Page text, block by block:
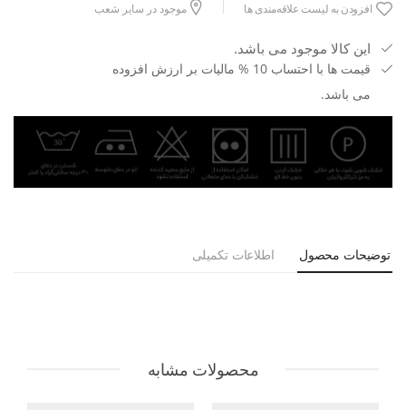
افزودن به لیست علاقه‌مندی ها موجود در سایر شعب
این کالا موجود می باشد.
قیمت ها با احتساب 10 % مالیات بر ارزش افزوده
می باشد.
توضیحات محصول اطلاعات تکمیلی
محصولات مشابه